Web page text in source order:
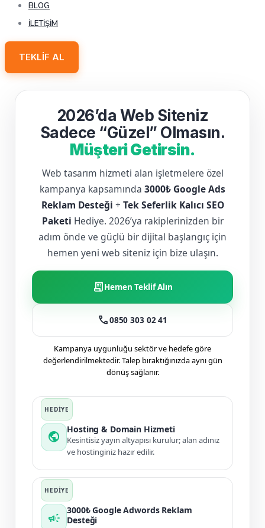
BLOG
İLETIŞIM
TEKLIF AL
2026’da Web Siteniz
Sadece “Güzel” Olmasın.
Müşteri Getirsin.
Web tasarım hizmeti alan işletmelere özel
kampanya kapsamında 3000₺ Google Ads
Reklam Desteği + Tek Seferlik Kalıcı SEO
Paketi Hediye. 2026’ya rakiplerinizden bir
adım önde ve güçlü bir dijital başlangıç için
hemen yeni web siteniz için bize ulaşın.
receipt_longHemen Teklif Alın
call0850 303 02 41
Kampanya uygunluğu sektör ve hedefe göre
değerlendirilmektedir. Talep bıraktığınızda aynı gün
dönüş sağlanır.
public
Hosting & Domain Hizmeti
Kesintisiz yayın altyapısı kurulur; alan adınız
ve hostinginiz hazır edilir.
campaign
3000₺ Google Adwords Reklam
Desteği